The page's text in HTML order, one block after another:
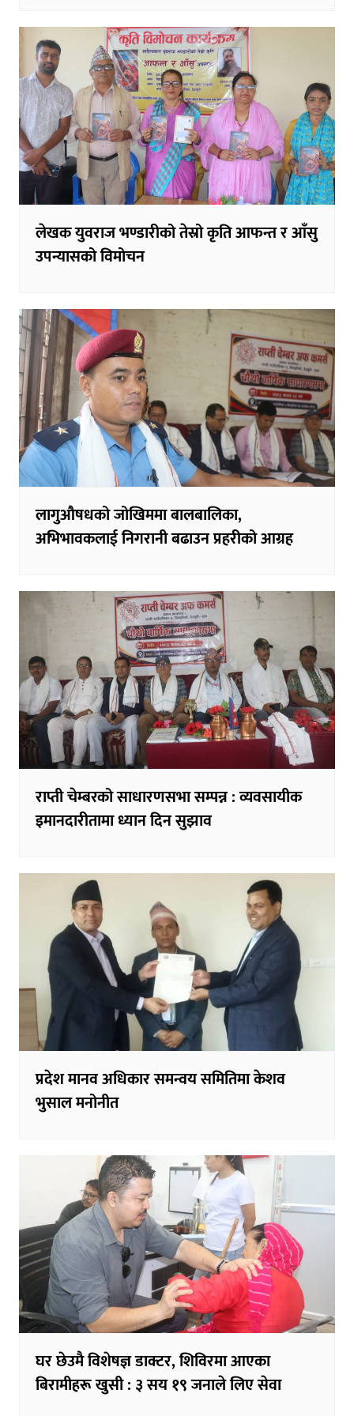
लेखक युवराज भण्डारीको तेस्रो कृति आफन्त र आँसु
उपन्यासको विमोचन
लागुऔषधको जोखिममा बालबालिका,
अभिभावकलाई निगरानी बढाउन प्रहरीको आग्रह
राप्ती चेम्बरको साधारणसभा सम्पन्न : व्यवसायीक
इमानदारीतामा ध्यान दिन सुझाव
प्रदेश मानव अधिकार समन्वय समितिमा केशव
भुसाल मनोनीत
घर छेउमै विशेषज्ञ डाक्टर, शिविरमा आएका
बिरामीहरू खुसी : ३ सय १९ जनाले लिए सेवा